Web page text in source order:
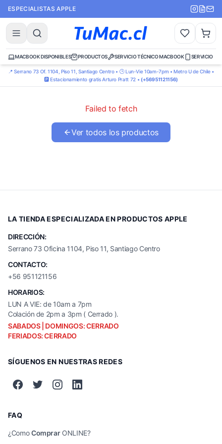
ESPECIALISTAS APPLE
MACBOOK DISPONIBLES PRODUCTOS SERVICIO TÉCNICO MACBOOK SERVICIO
📍 Serrano 73 Of. 1104, Piso 11, Santiago Centro • 🕒 Lun-Vie 10am-7pm • Metro U de Chile •
🅿️ Estacionamiento gratis Arturo Pratt 72 • (+56951121156)
Failed to fetch
Ver todos los productos
LA TIENDA ESPECIALIZADA EN PRODUCTOS APPLE
DIRECCIÓN:
Serrano 73 Oficina 1104, Piso 11, Santiago Centro
CONTACTO:
+56 951121156
HORARIOS:
LUN A VIE: de 10am a 7pm
Colación de 2pm a 3pm ( Cerrado ).
SABADOS | DOMINGOS: CERRADO
FERIADOS: CERRADO
SÍGUENOS EN NUESTRAS REDES
FAQ
¿ComoComprarONLINE?